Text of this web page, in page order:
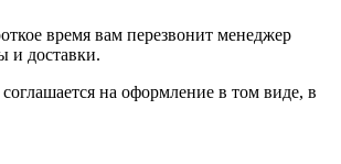
время вам перезвонит менеджер
и доставки.
на оформление в том виде, в